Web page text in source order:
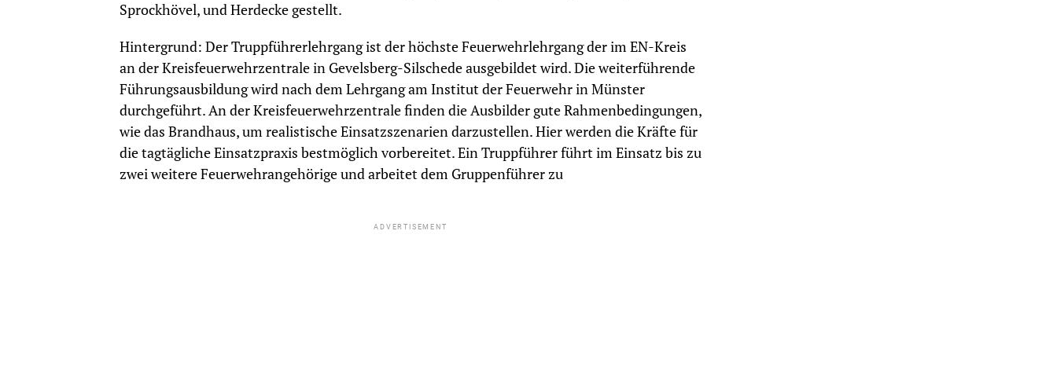
Sprockhövel, und Herdecke gestellt.
Hintergrund: Der Truppführerlehrgang ist der höchste Feuerwehrlehrgang der im EN-Kreis
an der Kreisfeuerwehrzentrale in Gevelsberg-Silschede ausgebildet wird. Die weiterführende
Führungsausbildung wird nach dem Lehrgang am Institut der Feuerwehr in Münster
durchgeführt. An der Kreisfeuerwehrzentrale finden die Ausbilder gute Rahmenbedingungen,
wie das Brandhaus, um realistische Einsatzszenarien darzustellen. Hier werden die Kräfte für
die tagtägliche Einsatzpraxis bestmöglich vorbereitet. Ein Truppführer führt im Einsatz bis zu
zwei weitere Feuerwehrangehörige und arbeitet dem Gruppenführer zu
ADVERTISEMENT